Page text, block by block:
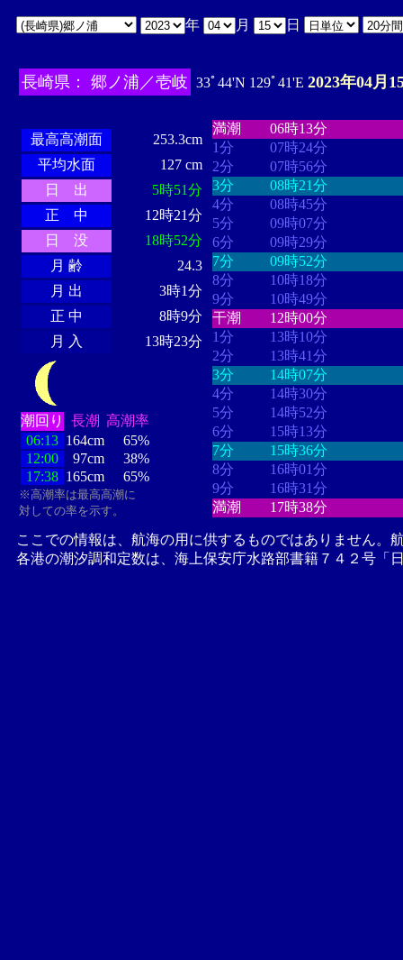
年 月 日
長崎県： 郷ノ浦／壱岐 33ﾟ44'N 129ﾟ41'E 2023年04月
最高高潮面
253.3cm
平均水面
127 cm
日 出
5時51分
正 中
12時21分
日 没
18時52分
月 齢
24.3
月 出
3時1分
正 中
8時9分
月 入
13時23分
潮回り 長潮 高潮率
06:13 164cm
65%
12:00
97cm
38%
17:38 165cm 65%
※高潮率は最高高潮に
対しての率を示す。
満潮
06時13分
1分
07時24分
2分
07時56分
3分
08時21分
4分
08時45分
5分
09時07分
6分
09時29分
7分
09時52分
8分
10時18分
9分
10時49分
干潮
12時00分
1分
13時10分
2分
13時41分
3分
14時07分
4分
14時30分
5分
14時52分
6分
15時13分
7分
15時36分
8分
16時01分
9分
16時31分
満潮
17時38分
ここでの情報は、航海の用に供するものではありません。
各港の潮汐調和定数は、海上保安庁水路部書籍７４２号「